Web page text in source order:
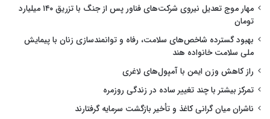
مهار موج تعدیل نیروی شرکت‌های فناور پس از جنگ با تزریق ۱۴۰ میلیارد
تومان
بهبود گسترده شاخص‌های سلامت، رفاه و توانمندسازی زنان با پیمایش
ملی سلامت خانواده هند
راز کاهش وزن ایمن با آمپول‌های لاغری
تمرکز بیشتر با چند تغییر ساده در زندگی روزمره
ناشران میان گرانی کاغذ و تأخیر بازگشت سرمایه گرفتارند